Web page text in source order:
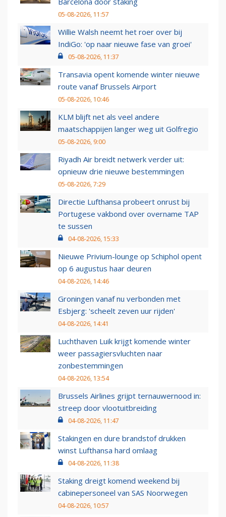
05-08-2026, 11:57
Willie Walsh neemt het roer over bij
IndiGo: 'op naar nieuwe fase van groei'
05-08-2026, 11:37
Transavia opent komende winter nieuwe
route vanaf Brussels Airport
05-08-2026, 10:46
KLM blijft net als veel andere
maatschappijen langer weg uit Golfregio
05-08-2026, 9:00
Riyadh Air breidt netwerk verder uit:
opnieuw drie nieuwe bestemmingen
05-08-2026, 7:29
Directie Lufthansa probeert onrust bij
Portugese vakbond over overname TAP
te sussen
04-08-2026, 15:33
Nieuwe Privium-lounge op Schiphol opent
op 6 augustus haar deuren
04-08-2026, 14:46
Groningen vanaf nu verbonden met
Esbjerg: 'scheelt zeven uur rijden'
04-08-2026, 14:41
Luchthaven Luik krijgt komende winter
weer passagiersvluchten naar
zonbestemmingen
04-08-2026, 13:54
Brussels Airlines grijpt ternauwernood in:
streep door vlootuitbreiding
04-08-2026, 11:47
Stakingen en dure brandstof drukken
winst Lufthansa hard omlaag
04-08-2026, 11:38
Staking dreigt komend weekend bij
cabinepersoneel van SAS Noorwegen
04-08-2026, 10:57